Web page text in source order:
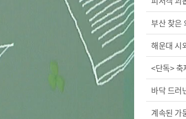
부산 찾은
해운대 시
이전
<단독> 축
'허위 신고
바닥 드러
'시들'
계속된 가